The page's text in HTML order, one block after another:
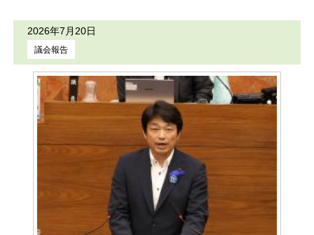
2026年7月20日
議会報告